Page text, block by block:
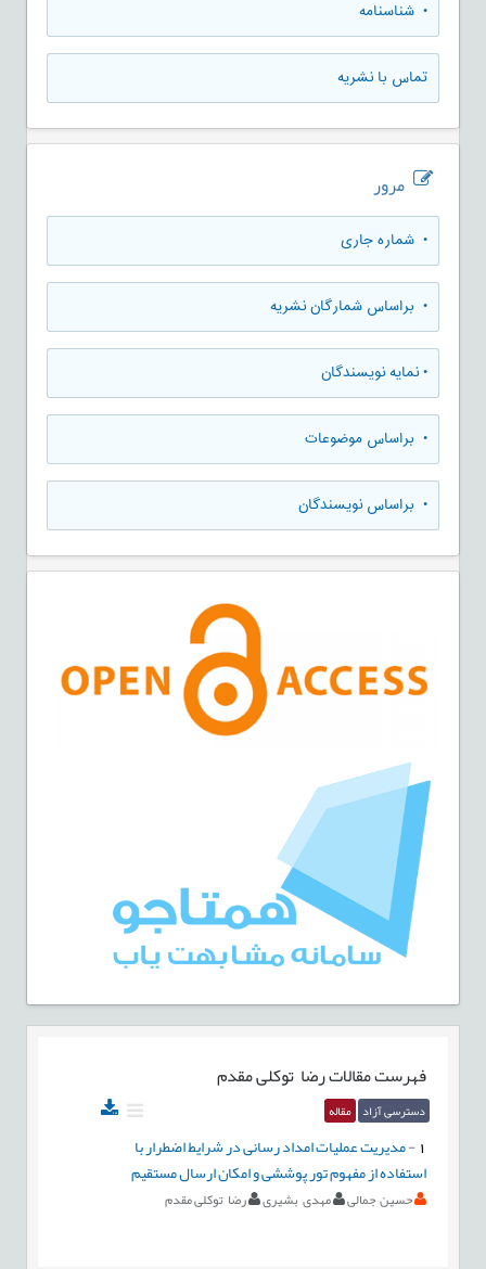
• شناسنامه
تماس با نشریه
مرور
• شماره جاری
• براساس شمارگان نشریه
•نمایه نویسندگان
• براساس موضوعات
• براساس نویسندگان
فهرست مقالاترضا توکلی مقدم
دسترسی آزاد مقاله
-مدیریت عملیات امداد رسانی در شرایط اضطرار با
استفاده از مفهوم تور پوششی و امکان ارسال مستقیم
حسین جمالی مهدی بشیری رضا توکلی مقدم